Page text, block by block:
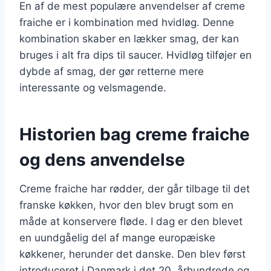
En af de mest populære anvendelser af creme
fraiche er i kombination med hvidløg. Denne
kombination skaber en lækker smag, der kan
bruges i alt fra dips til saucer. Hvidløg tilføjer en
dybde af smag, der gør retterne mere
interessante og velsmagende.
Historien bag creme fraiche
og dens anvendelse
Creme fraiche har rødder, der går tilbage til det
franske køkken, hvor den blev brugt som en
måde at konservere fløde. I dag er den blevet
en uundgåelig del af mange europæiske
køkkener, herunder det danske. Den blev først